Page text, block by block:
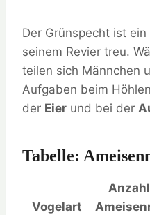
Der Grünspecht ist
seinem Revier treu.
teilen sich Männchen
Aufgaben beim
der Eier und bei der
Tabelle:
Vogelart